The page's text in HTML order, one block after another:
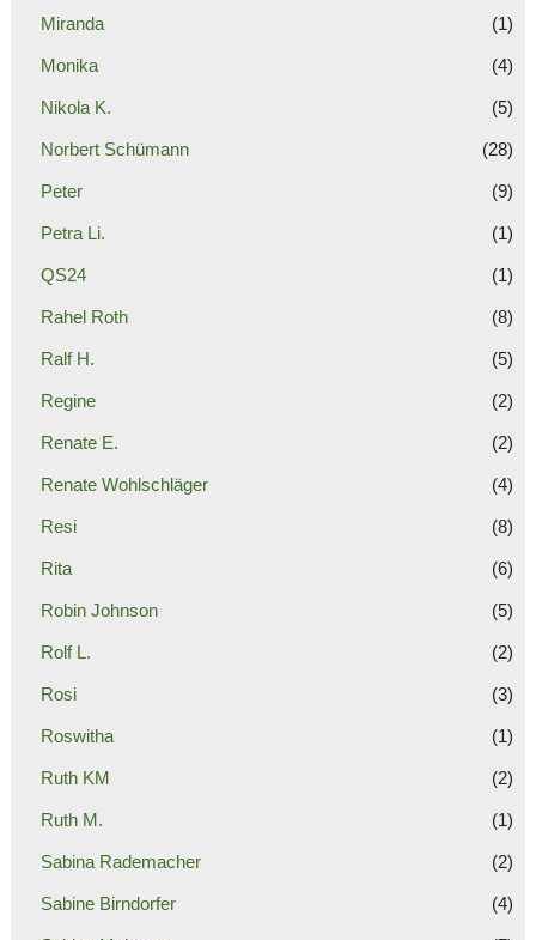
Miranda (1)
Monika (4)
Nikola K. (5)
Norbert Schümann (28)
Peter (9)
Petra Li. (1)
QS24 (1)
Rahel Roth (8)
Ralf H. (5)
Regine (2)
Renate E. (2)
Renate Wohlschläger (4)
Resi (8)
Rita (6)
Robin Johnson (5)
Rolf L. (2)
Rosi (3)
Roswitha (1)
Ruth KM (2)
Ruth M. (1)
Sabina Rademacher (2)
Sabine Birndorfer (4)